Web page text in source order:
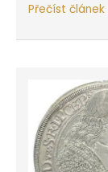
Prvními
u nás
Přečíst článek